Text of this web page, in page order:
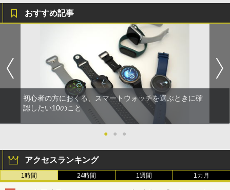
おすすめ記事
初心者の方におくる、スマートウォッチを選ぶときに確
認したい10のこと
● ● ●
アクセスランキング
1時間 24時間 1週間 1カ月